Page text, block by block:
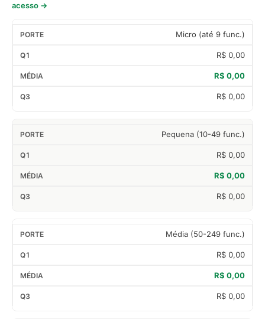
acesso →
Micro (até 9 func.)
R$ 0,00
R$ 0,00
R$ 0,00
Pequena (10-49 func.)
R$ 0,00
R$ 0,00
R$ 0,00
Média (50-249 func.)
R$ 0,00
R$ 0,00
R$ 0,00